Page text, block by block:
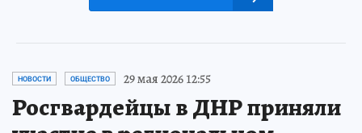
НОВОСТИ ОБЩЕСТВО 29 мая 2026 12:55
Росгвардейцы в ДНР приняли